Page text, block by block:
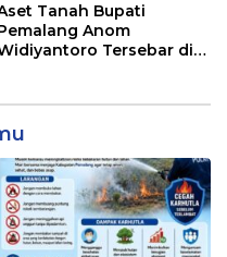
Tanah Bupati
Anom
Tersebar di